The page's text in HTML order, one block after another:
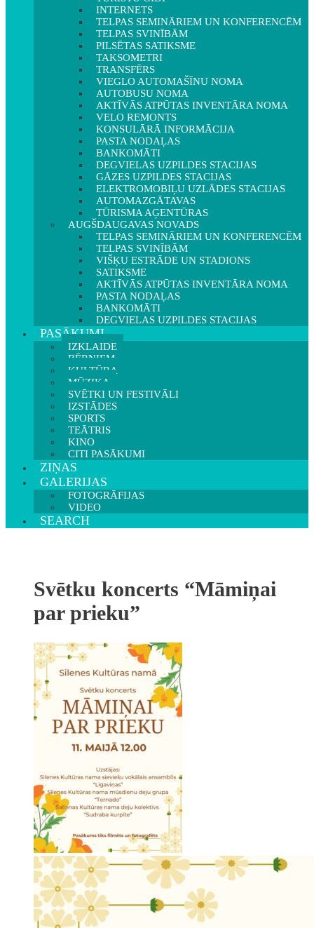
INTERNETS
TELPAS SEMINĀRIEM UN KONFERENCĒM
TELPAS SVINĪBĀM
PILSĒTAS SATIKSME
TAKSOMETRI
TRANSFĒRS
VIEGLO AUTOMAŠĪNU NOMA
AUTOBUSU NOMA
AKTĪVĀS ATPŪTAS INVENTĀRA NOMA
VELO REMONTS
KONSULĀRĀ INFORMĀCIJA
PASTA NODAĻAS
BANKOMĀTI
DEGVIELAS UZPILDES STACIJAS
GĀZES UZPILDES STACIJAS
ELEKTROMOBIĻU UZLĀDES STACIJAS
AUTOMAZGĀTAVAS
TŪRISMA AĢENTŪRAS
AUGŠDAUGAVAS NOVADS
TELPAS SEMINĀRIEM UN KONFERENCĒM
TELPAS SVINĪBĀM
VIŠĶU ESTRĀDE UN STADIONS
SATIKSME
AKTĪVĀS ATPŪTAS INVENTĀRA NOMA
PASTA NODAĻAS
BANKOMĀTI
DEGVIELAS UZPILDES STACIJAS
PASĀKUMI
IZKLAIDE
BĒRNIEM
KULTŪRA
MŪZIKA
SVĒTKI UN FESTIVĀLI
IZSTĀDES
SPORTS
TEĀTRIS
KINO
CITI PASĀKUMI
ZIŅAS
GALERIJAS
FOTOGRĀFIJAS
VIDEO
SEARCH
Svētku koncerts “Māmiņai
par prieku”